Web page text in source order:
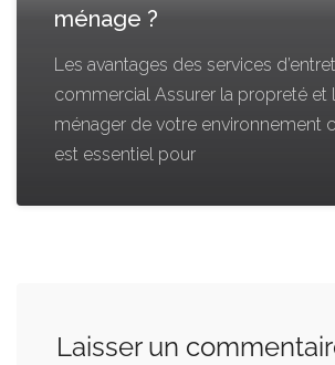
ménage ?
Les avantages des services
commercial Assurer la propreté et
ménager de votre environnement
est essentiel pour
Laisser un